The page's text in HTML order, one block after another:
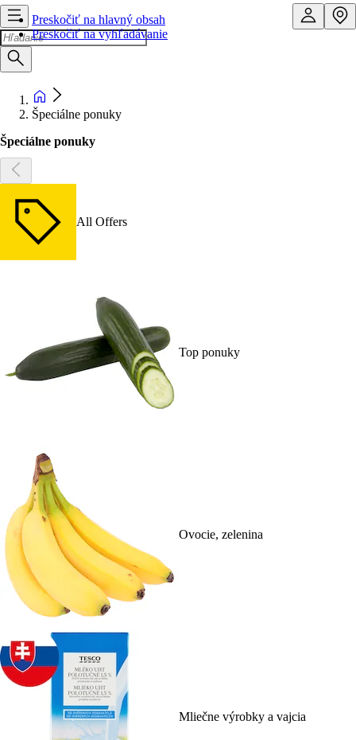
Preskočiť na hlavný obsah
Preskočiť na vyhľadávanie
Špeciálne ponuky
Špeciálne ponuky
All Offers
Top ponuky
Ovocie, zelenina
Mliečne výrobky a vajcia